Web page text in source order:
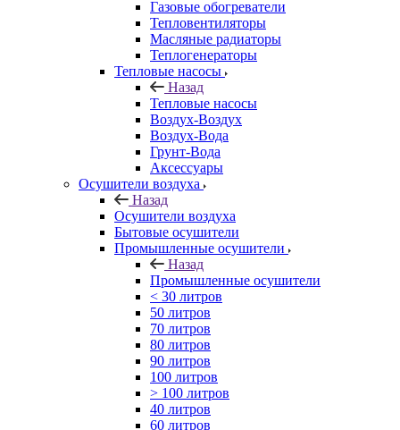
Газовые обогреватели
Тепловентиляторы
Масляные радиаторы
Теплогенераторы
Тепловые насосы
Назад
Тепловые насосы
Воздух-Воздух
Воздух-Вода
Грунт-Вода
Аксессуары
Осушители воздуха
Назад
Осушители воздуха
Бытовые осушители
Промышленные осушители
Назад
Промышленные осушители
< 30 литров
50 литров
70 литров
80 литров
90 литров
100 литров
> 100 литров
40 литров
60 литров